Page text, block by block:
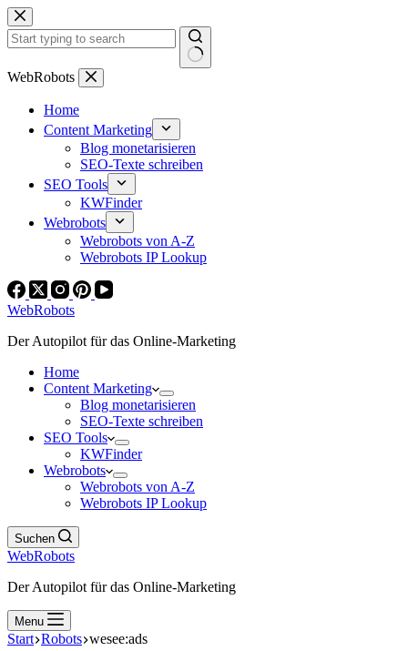
Zum
Inhalt
springen
Keine
WebRobots
Home
Content Marketing
Blog monetarisieren
SEO-Texte schreiben
SEO Tools
KWFinder
Webrobots
Webrobots von A-Z
Webrobots IP Lookup
WebRobots
Der Autopilot für das Online-Marketing
Home
Content Marketing
Blog monetarisieren
SEO-Texte schreiben
SEO Tools
KWFinder
Webrobots
Webrobots von A-Z
Webrobots IP Lookup
Suchen
WebRobots
Der Autopilot für das Online-Marketing
Menu
Start Robots wesee:ads